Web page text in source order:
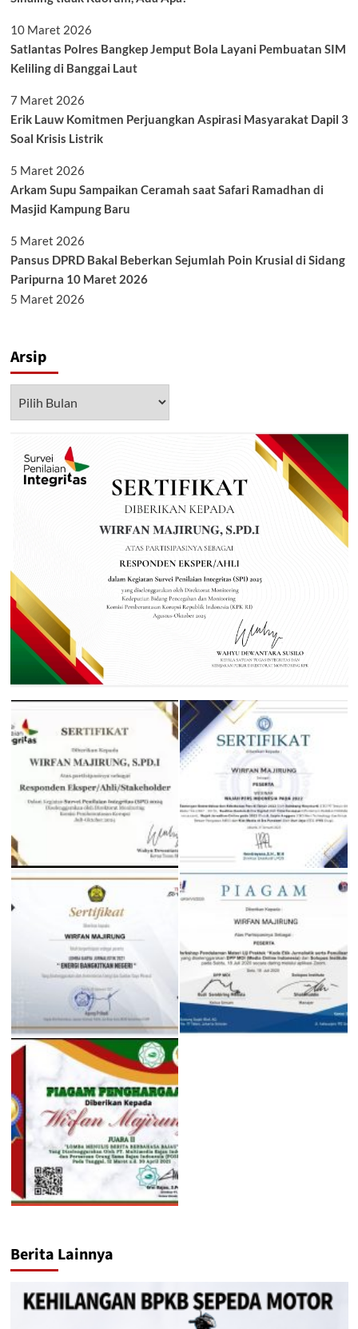
10 Maret 2026
Satlantas Polres Bangkep Jemput Bola Layani Pembuatan SIM
Keliling di Banggai Laut
7 Maret 2026
Erik Lauw Komitmen Perjuangkan Aspirasi Masyarakat Dapil 3
Soal Krisis Listrik
5 Maret 2026
Arkam Supu Sampaikan Ceramah saat Safari Ramadhan di
Masjid Kampung Baru
5 Maret 2026
Pansus DPRD Bakal Beberkan Sejumlah Poin Krusial di Sidang
Paripurna 10 Maret 2026
5 Maret 2026
Arsip
Berita Lainnya